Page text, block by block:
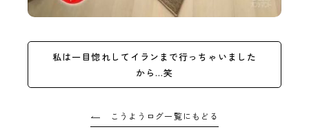
私は一目惚れしてイランまで行っちゃいました
から…笑
こうようログ一覧にもどる